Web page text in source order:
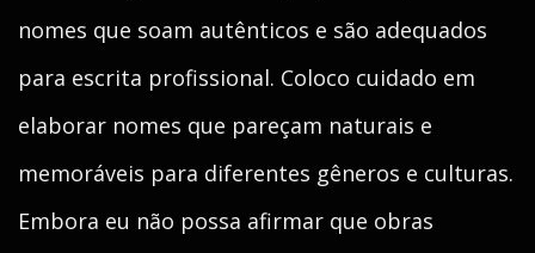
nomes que soam autênticos e são adequados
para escrita profissional. Coloco cuidado em
elaborar nomes que pareçam naturais e
memoráveis para diferentes gêneros e culturas.
Embora eu não possa afirmar que obras